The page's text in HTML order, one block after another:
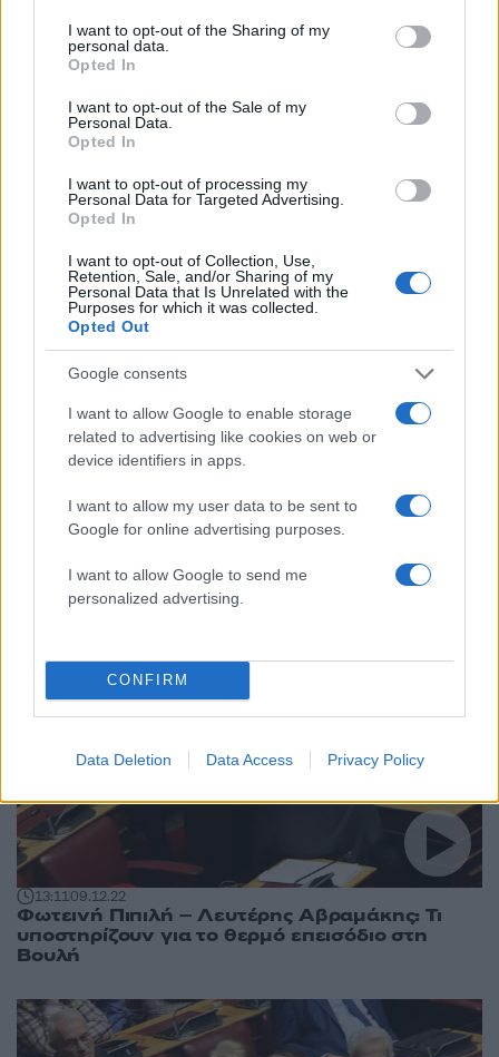
not limited to your visit or usage behaviour. You may click to
grant or deny consent to Google and its third-party tags to
use your data for below specified purposes in below Google
consent section.
I want to opt-out of the Sharing of my
personal data.
Opted In
I want to opt-out of the Sale of my
Personal Data.
Opted In
I want to opt-out of processing my
Personal Data for Targeted Advertising.
Opted In
I want to opt-out of Collection, Use,
Retention, Sale, and/or Sharing of my
Personal Data that Is Unrelated with the
Purposes for which it was collected.
Opted Out
Google consents
I want to allow Google to enable storage
related to advertising like cookies on web or
device identifiers in apps.
I want to allow my user data to be sent to
Google for online advertising purposes.
I want to allow Google to send me
personalized advertising.
CONFIRM
Data Deletion Data Access Privacy Policy
Φωτεινή Πιπιλή: Ο Κώστας Καραμανλής να
μας διευκολύνει και να μην είναι υποψήφιος
στις εκλογές
Αναγνωστοπούλου: «Κάτσε κάτω εσύ», «δεν
θα μας τρομοκρατείτε»
13:1109.12.22
Φωτεινή Πιπιλή – Λευτέρης Αβραμάκης: Τι
υποστηρίζουν για το θερμό επεισόδιο στη
Βουλή